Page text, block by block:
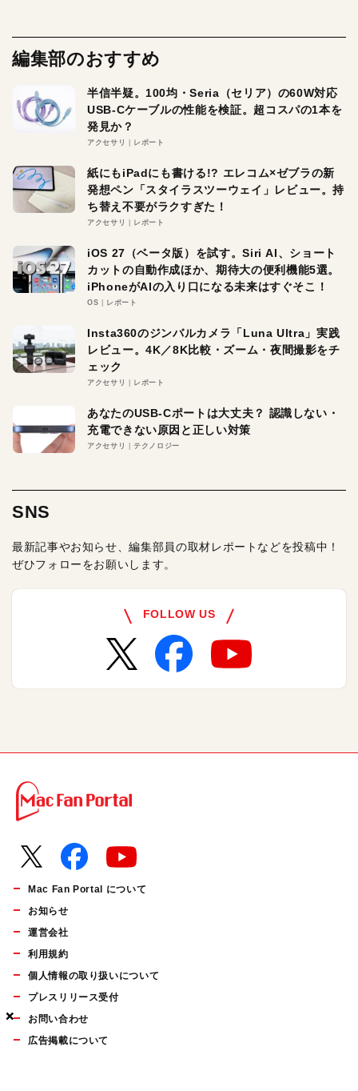
×
×
×
編集部のおすすめ
半信半疑。100均・Seria（セリア）の60W対応
USB-Cケーブルの性能を検証。超コスパの1本を
発見か？
アクセサリ レポート
紙にもiPadにも書ける!? エレコム×ゼブラの新
発想ペン「スタイラスツーウェイ」レビュー。持
ち替え不要がラクすぎた！
アクセサリ レポート
iOS 27（ベータ版）を試す。Siri AI、ショート
カットの自動作成ほか、期待大の便利機能5選。
iPhoneがAIの入り口になる未来はすぐそこ！
OS レポート
Insta360のジンバルカメラ「Luna Ultra」実践
レビュー。4K／8K比較・ズーム・夜間撮影をチ
ェック
アクセサリ レポート
あなたのUSB-Cポートは大丈夫？ 認識しない・
充電できない原因と正しい対策
アクセサリ テクノロジー
SNS
最新記事やお知らせ、編集部員の取材レポートなどを投稿中！
ぜひフォローをお願いします。
FOLLOW US
Mac Fan Portal について
お知らせ
運営会社
利用規約
個人情報の取り扱いについて
プレスリリース受付
お問い合わせ
広告掲載について